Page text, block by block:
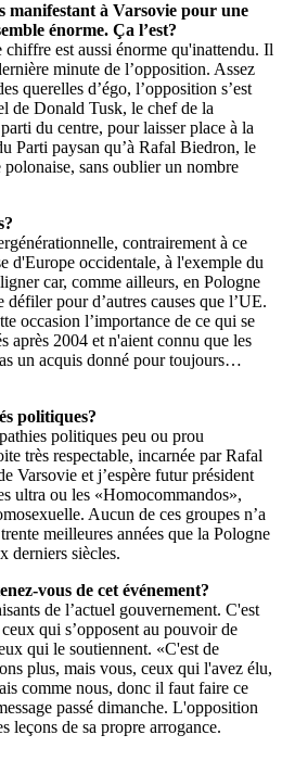
manifestant à Varsovie pour une
énorme. Ça l’est?
chiffre est aussi énorme qu'inattendu. Il
minute de l’opposition. Assez
querelles d’égo, l’opposition s’est
de Donald Tusk, le chef de la
du centre, pour laisser place à la
Parti paysan qu’à Rafal Biedron, le
sans oublier un nombre
contrairement à ce
d'Europe occidentale, à l'exemple du
car, comme ailleurs, en Pologne
défiler pour d’autres causes que l’UE.
occasion l’importance de ce qui se
après 2004 et n'aient connu que les
un acquis donné pour toujours…
politiques?
politiques peu ou prou
très respectable, incarnée par Rafal
Varsovie et j’espère futur président
ultra ou les «Homocommandos»,
Aucun de ces groupes n’a
meilleures années que la Pologne
derniers siècles.
vous de cet événement?
de l’actuel gouvernement. C'est
qui s’opposent au pouvoir de
qui le soutiennent. «C'est de
plus, mais vous, ceux qui l'avez élu,
comme nous, donc il faut faire ce
passé dimanche. L'opposition
leçons de sa propre arrogance.